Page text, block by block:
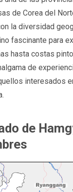
de Corea del
la diversidad
fascinante para
hasta costas
de
interesados
de